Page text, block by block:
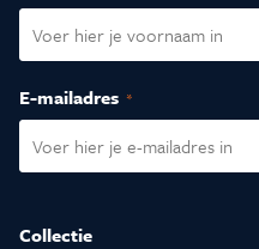
E-mailadres (Vereist)
Collectie